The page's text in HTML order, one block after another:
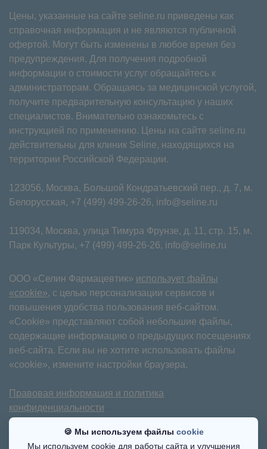
Цены, указанные на сайте seline.ru приведены как
справочная информация и не являются публичной
офертой. Могут быть изменены в любое время без
предупреждения. Для получения подробной
информации о стоимости услуг обращайтесь к
администраторам. Обращаясь за медицинской услугой,
получите предварительную консультацию у наших
специалистов. Внимательно ознакомьтесь с
инструкцией по применению. Цены на сайте seline.ru
действительны для клиник Seline, находящихся на
территории Российской Федерации.
123056, Москва, Большой Кондратьевский пер., д. 7, м.
Белорусская, +7 (499) 499-26-26, info@seline.ru
119034, Москва, улица Тимура Фрунзе, д. 11⁠, стр. 15, м.
Парк Культуры, +7 (499) 499-26-26, info@seline.ru
ООО «Селин Фармацевтик» использует файлы
«cookie», с целью персонализации сервисов и
повышения удобства пользования веб-сайтом.
«Cookie» представляют собой небольшие файлы,
содержащие информацию о предыдущих посещениях
веб-сайта. Если вы не хотите использовать файлы
«cookie», измените настройки браузера.
Правовая информация и политика
конфиденциальности
Имеются противопоказания. Требуется
консультация специалиста.
🍪 Мы используем файлы cookie
Мы используем cookie для работы сайта и улучшения